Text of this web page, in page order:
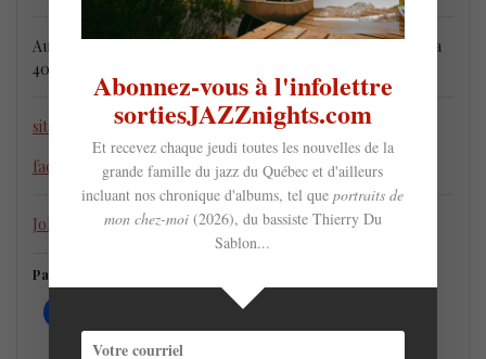
Aux artistes désirant proposer un projet de concerts pour la
40e édition du FIMAV en 2024 (16 au 19 mai),
site web
facebook
John Zorn New Masada 4tet @ FIMAV (21 mai 2023)
Partager c'est soutenir !
Abonnez-vous à l'infolettre
sortiesJAZZnights.com
Et recevez chaque jeudi toutes les nouvelles de la
grande famille du jazz du Québec et d'ailleurs
incluant nos chronique d'albums, tel queportraits de
mon chez-moi (2026), du bassiste Thierry Du
Sablon...